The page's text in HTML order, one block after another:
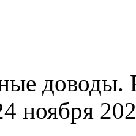
ноября